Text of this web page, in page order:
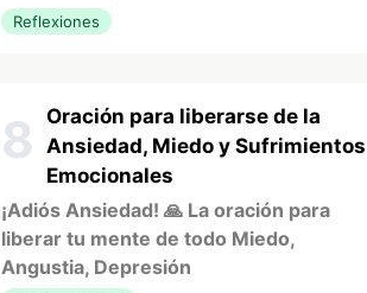
Reflexiones
8
Oración para liberarse de la
Ansiedad, Miedo y Sufrimientos
Emocionales
¡Adiós Ansiedad! 🙏 La oración para
liberar tu mente de todo Miedo,
Angustia, Depresión